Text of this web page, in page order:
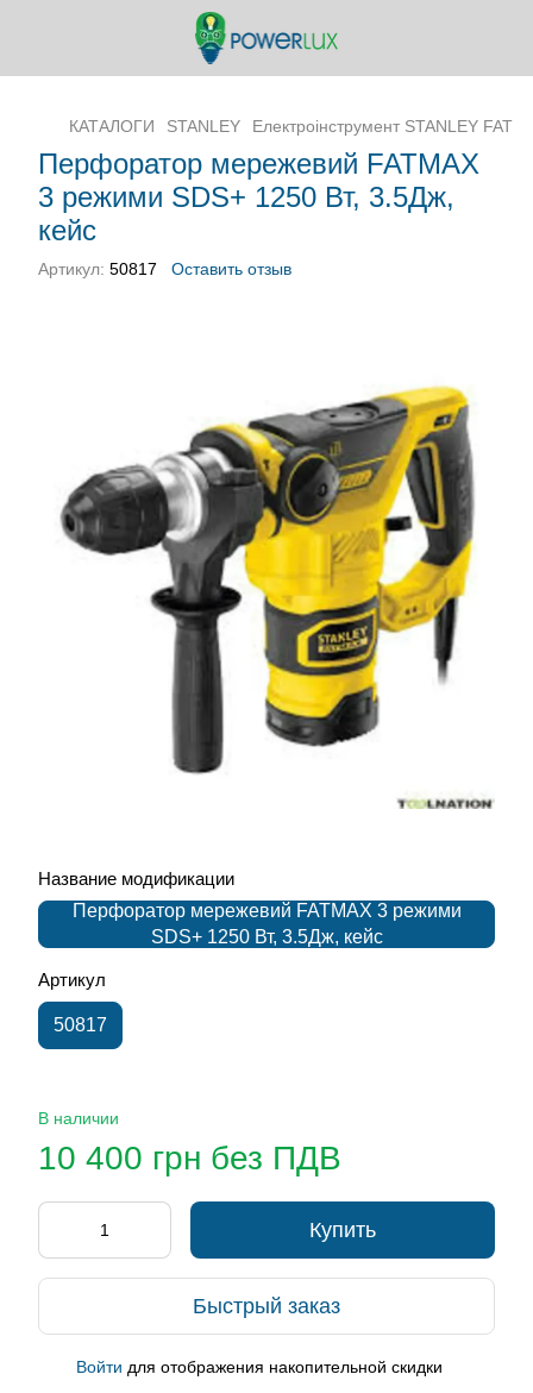
КАТАЛОГИ STANLEY Електроінструмент STANLEY
Перфоратор мережевий FATMAX
3 режими SDS+ 1250 Вт, 3.5Дж,
кейс
Артикул: 50817 Оставить отзыв
Название модификации
Перфоратор мережевий FATMAX 3 режими
SDS+ 1250 Вт, 3.5Дж, кейс
Артикул
50817
В наличии
10 400 грн без ПДВ
Купить
Быстрый заказ
Войти для отображения накопительной скидки